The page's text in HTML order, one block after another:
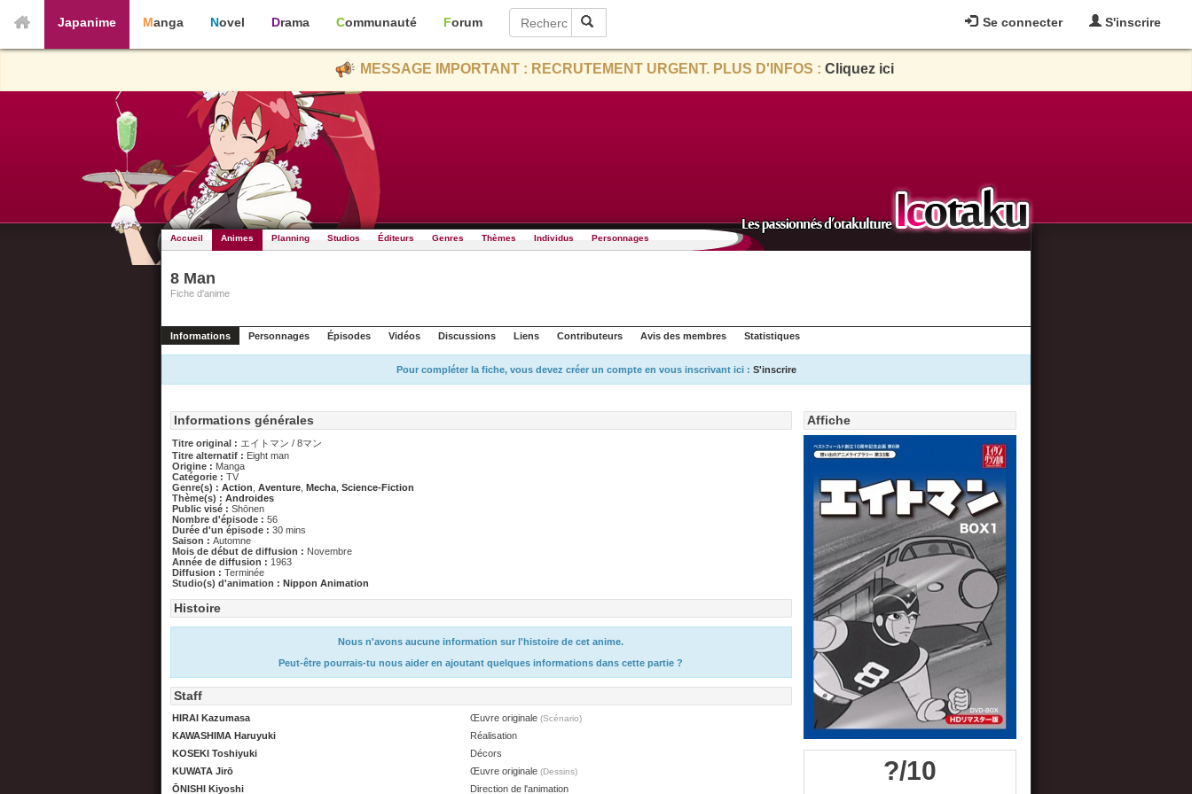
Se connecter S'inscrire
Japanime Manga Novel Drama Communauté Forum
MESSAGE IMPORTANT : RECRUTEMENT URGENT. PLUS D'INFOS : Cliquez ici
Accueil Animes Planning Studios Éditeurs Genres Thèmes Individus Personnages
8 Man
Fiche d'anime
Informations Personnages Épisodes Vidéos Discussions Liens Contributeurs Avis des membres Statistiques
Pour compléter la fiche, vous devez créer un compte en vous inscrivant ici : S'inscrire
Affiche
?/10
Informations générales
Titre original : エイトマン / 8マン
Titre alternatif : Eight man
Origine : Manga
Catégorie : TV
Genre(s) : Action Aventure Mecha Science-Fiction
Thème(s) : Androides
Public visé : Shōnen
Nombre d'épisode : 56
Durée d'un épisode : 30 mins
Saison : Automne
Mois de début de diffusion : Novembre
Année de diffusion : 1963
Diffusion : Terminée
Studio(s) d'animation : Nippon Animation
Histoire
Nous n'avons aucune information sur l'histoire de cet anime.
Peut-être pourrais-tu nous aider en ajoutant quelques informations dans cette partie ?
Staff
HIRAI Kazumasa Œuvre originale (Scénario)
KAWASHIMA Haruyuki
Réalisation
KOSEKI Toshiyuki
Décors
KUWATA Jirō
Œuvre originale (Dessins)
ŌNISHI Kiyoshi Direction de l'animation